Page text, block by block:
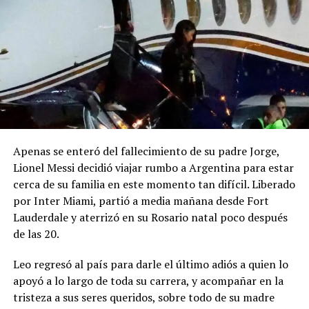
Apenas se enteró del fallecimiento de su padre Jorge,
Lionel Messi decidió viajar rumbo a Argentina para estar
cerca de su familia en este momento tan difícil. Liberado
por Inter Miami, partió a media mañana desde Fort
Lauderdale y aterrizó en su Rosario natal poco después
de las 20.
Leo regresó al país para darle el último adiós a quien lo
apoyó a lo largo de toda su carrera, y acompañar en la
tristeza a sus seres queridos, sobre todo de su madre